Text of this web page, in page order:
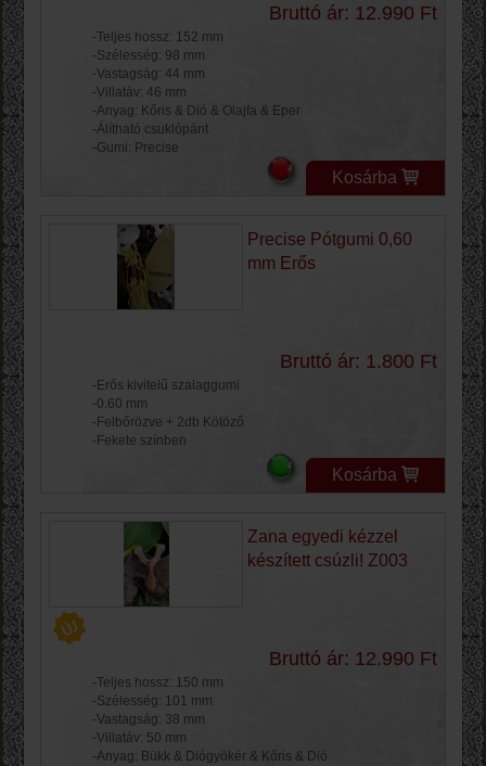
Bruttó ár: 12.990 Ft
-Teljes hossz: 152 mm
-Szélesség: 98 mm
-Vastagság: 44 mm
-Villatáv: 46 mm
-Anyag: Kőris & Dió & Olajfa & Eper
-Álítható csuklópánt
-Gumi: Precise
Kosárba
Precise Pótgumi 0,60
mm Erős
Bruttó ár: 1.800 Ft
-Erős kivitelű szalaggumi
-0.60 mm
-Felbőrözve + 2db Kötöző
-Fekete színben
Kosárba
Zana egyedi kézzel
készített csúzli! Z003
Bruttó ár: 12.990 Ft
-Teljes hossz: 150 mm
-Szélesség: 101 mm
-Vastagság: 38 mm
-Villatáv: 50 mm
-Anyag: Bükk & Diógyökér & Kőris & Dió